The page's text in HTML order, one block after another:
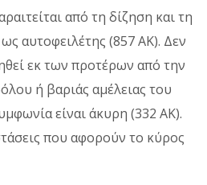
από τη δίζηση και τη
αυτοφειλέτης (857 ΑΚ). Δεν
εκ των προτέρων από την
ή βαριάς αμέλειας του
είναι άκυρη (332 ΑΚ).
που αφορούν το κύρος